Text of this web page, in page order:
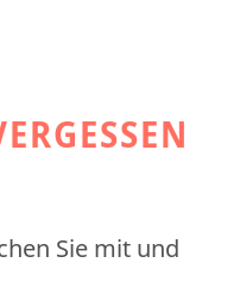
Sie mit und